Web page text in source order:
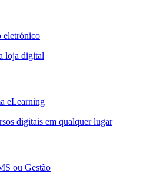
eletrónico
loja digital
eLearning
digitais em qualquer lugar
ou Gestão